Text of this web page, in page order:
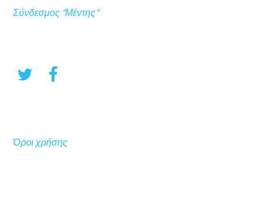
Σύνδεσμος "Μέντης"
Όροι χρήσης